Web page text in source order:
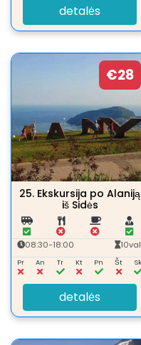
detalės
€28
25. Ekskursija po Alaniją
iš Sidės
08:30-18:00
Pr An Tr Kt Pn Št Sk
detalės